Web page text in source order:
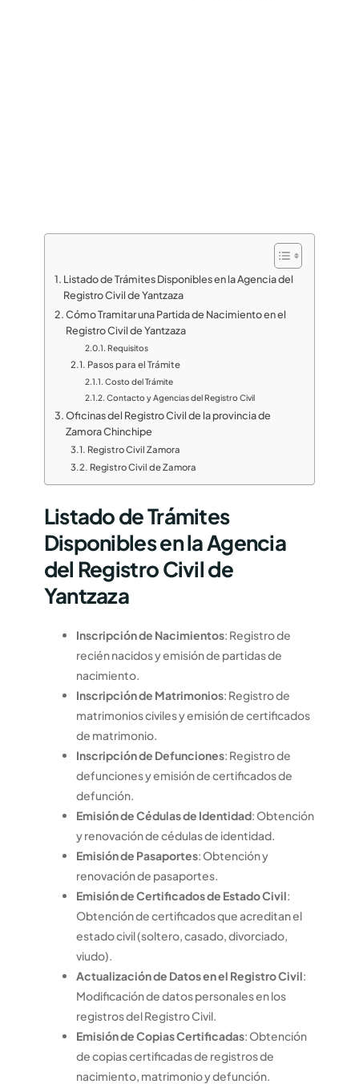
Listado de Trámites Disponibles en la Agencia del
Registro Civil de Yantzaza
Cómo Tramitar una Partida de Nacimiento en el
Registro Civil de Yantzaza
Requisitos
Pasos para el Trámite
Costo del Trámite
Contacto y Agencias del Registro Civil
Oficinas del Registro Civil de la provincia de
Zamora Chinchipe
Registro Civil Zamora
Registro Civil de Zamora
Listado de Trámites
Disponibles en la Agencia
del Registro Civil de
Yantzaza
Inscripción de Nacimientos: Registro de
recién nacidos y emisión de partidas de
nacimiento.
Inscripción de Matrimonios: Registro de
matrimonios civiles y emisión de certificados
de matrimonio.
Inscripción de Defunciones: Registro de
defunciones y emisión de certificados de
defunción.
Emisión de Cédulas de Identidad: Obtención
y renovación de cédulas de identidad.
Emisión de Pasaportes: Obtención y
renovación de pasaportes.
Emisión de Certificados de Estado Civil:
Obtención de certificados que acreditan el
estado civil (soltero, casado, divorciado,
viudo).
Actualización de Datos en el Registro Civil:
Modificación de datos personales en los
registros del Registro Civil.
Emisión de Copias Certificadas: Obtención
de copias certificadas de registros de
nacimiento, matrimonio y defunción.